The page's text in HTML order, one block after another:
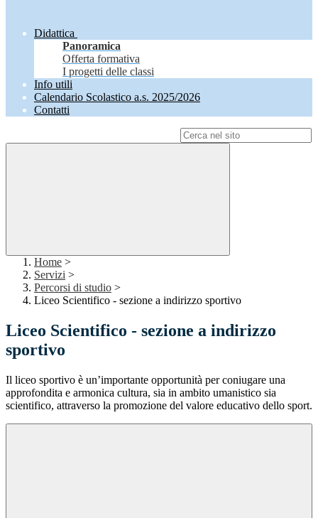
Didattica
Panoramica
Offerta formativa
I progetti delle classi
Info utili
Calendario Scolastico a.s. 2025/2026
Contatti
Home >
Servizi >
Percorsi di studio >
Liceo Scientifico - sezione a indirizzo sportivo
Liceo Scientifico - sezione a indirizzo
sportivo
Il liceo sportivo è un’importante opportunità per coniugare una
approfondita e armonica cultura, sia in ambito umanistico sia
scientifico, attraverso la promozione del valore educativo dello sport.